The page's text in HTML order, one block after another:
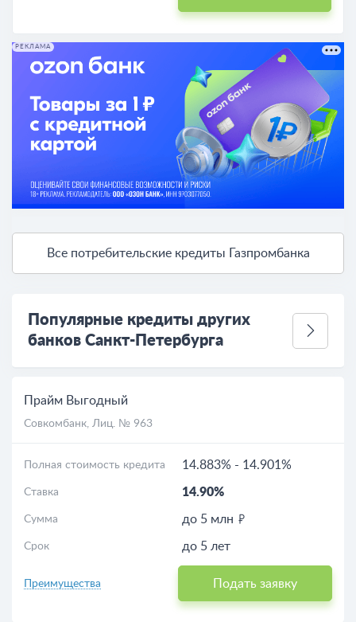
РЕКЛАМА
Все потребительские кредиты Газпромбанка
Популярные кредиты других
банков Санкт-Петербурга
Прайм Выгодный
Совкомбанк, Лиц. № 963
Полная стоимость кредита 14.883% - 14.901%
Ставка 14.90%
Сумма до 5 млн
Срок до 5 лет
Преимущества Подать заявку